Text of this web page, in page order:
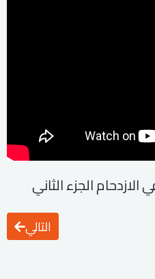
الازدحام الجزء الثاني
التالي